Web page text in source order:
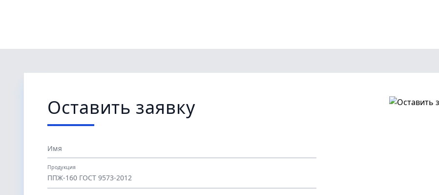
Оставить заявку
Имя
ППЖ-160 ГОСТ 9573-2012
Продукция